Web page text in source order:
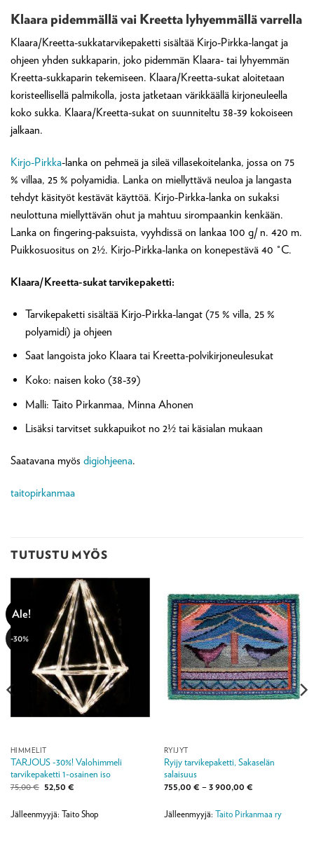
Klaara pidemmällä vai Kreetta lyhyemmällä varrella
Klaara/Kreetta-sukkatarvikepaketti sisältää Kirjo-Pirkka-langat ja
ohjeen yhden sukkaparin, joko pidemmän Klaara- tai lyhyemmän
Kreetta-sukkaparin tekemiseen. Klaara/Kreetta-sukat aloitetaan
koristeellisellä palmikolla, josta jatketaan värikkäällä kirjoneuleella
koko sukka. Klaara/Kreetta-sukat on suunniteltu 38-39 kokoiseen
jalkaan.
Kirjo-Pirkka-lanka on pehmeä ja sileä villasekoitelanka, jossa on 75
% villaa, 25 % polyamidia. Lanka on miellyttävä neuloa ja langasta
tehdyt käsityöt kestävät käyttöä. Kirjo-Pirkka-lanka on sukaksi
neulottuna miellyttävän ohut ja mahtuu sirompaankin kenkään.
Lanka on fingering-paksuista, vyyhdissä on lankaa 100 g/ n. 420 m.
Puikkosuositus on 2½. Kirjo-Pirkka-lanka on konepestävä 40 °C.
Klaara/Kreetta-sukat tarvikepaketti:
Tarvikepaketti sisältää Kirjo-Pirkka-langat (75 % villa, 25 %
polyamidi) ja ohjeen
Saat langoista joko Klaara tai Kreetta-polvikirjoneulesukat
Koko: naisen koko (38-39)
Malli: Taito Pirkanmaa, Minna Ahonen
Lisäksi tarvitset sukkapuikot no 2½ tai käsialan mukaan
Saatavana myös digiohjeena.
taitopirkanmaa
TUTUSTU MYÖS
Ale!
-30%
HIMMELIT
TARJOUS -30%! Valohimmeli
tarvikepaketti 1-osainen iso
75,00€ Alkuperäinen
hinta
75,00 €.
52,50 €Nykyinen
52,50 €.
Jälleenmyyjä: Taito Shop
RYIJYT
Ryijy tarvikepaketti, Sakaselän
salaisuus
755,00 € – 3 900,00 €Hintaluokka:
3
900,00 €
Jälleenmyyjä: Taito Pirkanmaa ry